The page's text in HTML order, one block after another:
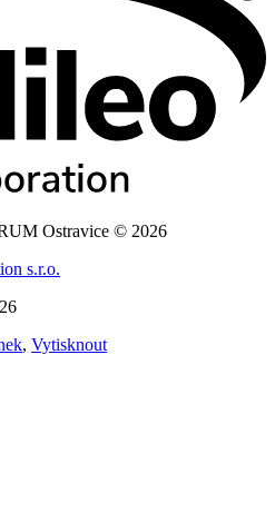
Ostravice © 2026
s.r.o.
, Vytisknout